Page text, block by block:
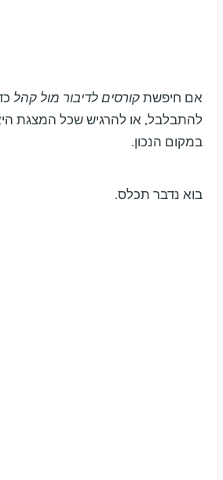
אם חיפשתקורסים לדיבור מול קהל
להתבלבל, או להרגיש שכל המצגת
במקום הנכון.
בוא נדבר תכלס.